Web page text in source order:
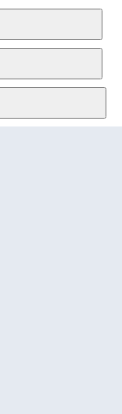
9:00 - 12:00 h
+4131 377 21 11